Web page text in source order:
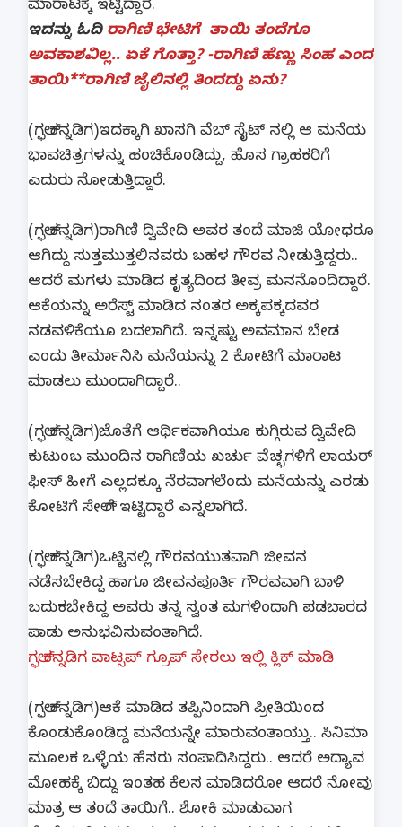
ಮಾರಾಟಕ್ಕೆ ಇಟ್ಟಿದ್ದಾರೆ.
ಇದನ್ನು ಓದಿ ರಾಗಿಣಿ ಭೇಟಿಗೆ ತಾಯಿ ತಂದೆಗೂ
ಅವಕಾಶವಿಲ್ಲ.. ಏಕೆ ಗೊತ್ತಾ? -ರಾಗಿಣಿ ಹೆಣ್ಣು ಸಿಂಹ ಎಂದ
ತಾಯಿ**ರಾಗಿಣಿ ಜೈಲಿನಲ್ಲಿ ತಿಂದದ್ದು ಏನು?
(ಗಲ್ಫ್ ಕನ್ನಡಿಗ)ಇದಕ್ಕಾಗಿ ಖಾಸಗಿ ವೆಬ್ ಸೈಟ್ ನಲ್ಲಿ ಆ ಮನೆಯ
ಭಾವಚಿತ್ರಗಳನ್ನು ಹಂಚಿಕೊಂಡಿದ್ದು, ಹೊಸ ಗ್ರಾಹಕರಿಗೆ
ಎದುರು ನೋಡುತ್ತಿದ್ದಾರೆ.
(ಗಲ್ಫ್ ಕನ್ನಡಿಗ)ರಾಗಿಣಿ ದ್ವಿವೇದಿ ಅವರ ತಂದೆ ಮಾಜಿ ಯೋಧರೂ
ಆಗಿದ್ದು ಸುತ್ತಮುತ್ತಲಿನವರು ಬಹಳ ಗೌರವ ನೀಡುತ್ತಿದ್ದರು..
ಆದರೆ ಮಗಳು ಮಾಡಿದ ಕೃತ್ಯದಿಂದ ತೀವ್ರ ಮನನೊಂದಿದ್ದಾರೆ.
ಆಕೆಯನ್ನು ಅರೆಸ್ಟ್ ಮಾಡಿದ ನಂತರ ಅಕ್ಕಪಕ್ಕದವರ
ನಡವಳಿಕೆಯೂ ಬದಲಾಗಿದೆ. ಇನ್ನಷ್ಟು ಅವಮಾನ ಬೇಡ
ಎಂದು ತೀರ್ಮಾನಿಸಿ ಮನೆಯನ್ನು 2 ಕೋಟಿಗೆ ಮಾರಾಟ
ಮಾಡಲು ಮುಂದಾಗಿದ್ದಾರೆ..
(ಗಲ್ಫ್ ಕನ್ನಡಿಗ)ಜೊತೆಗೆ ಆರ್ಥಿಕವಾಗಿಯೂ ಕುಗ್ಗಿರುವ ದ್ವಿವೇದಿ
ಕುಟುಂಬ ಮುಂದಿನ ರಾಗಿಣಿಯ ಖರ್ಚು ವೆಚ್ಛಗಳಿಗೆ ಲಾಯರ್
ಫೀಸ್ ಹೀಗೆ ಎಲ್ಲದಕ್ಕೂ ನೆರವಾಗಲೆಂದು ಮನೆಯನ್ನು ಎರಡು
ಕೋಟಿಗೆ ಸೇಲ್ ಗೆ ಇಟ್ಟಿದ್ದಾರೆ ಎನ್ನಲಾಗಿದೆ.
(ಗಲ್ಫ್ ಕನ್ನಡಿಗ)ಒಟ್ಟಿನಲ್ಲಿ ಗೌರವಯುತವಾಗಿ ಜೀವನ
ನಡೆಸಬೇಕಿದ್ದ ಹಾಗೂ ಜೀವನಪೂರ್ತಿ ಗೌರವವಾಗಿ ಬಾಳಿ
ಬದುಕಬೇಕಿದ್ದ ಅವರು ತನ್ನ ಸ್ವಂತ ಮಗಳಿಂದಾಗಿ ಪಡಬಾರದ
ಪಾಡು ಅನುಭವಿಸುವಂತಾಗಿದೆ.
ಗಲ್ಫ್ ಕನ್ನಡಿಗ ವಾಟ್ಸಪ್ ಗ್ರೂಪ್ ಸೇರಲು ಇಲ್ಲಿ ಕ್ಲಿಕ್ ಮಾಡಿ
(ಗಲ್ಫ್ ಕನ್ನಡಿಗ)ಆಕೆ ಮಾಡಿದ ತಪ್ಪಿನಿಂದಾಗಿ ಪ್ರೀತಿಯಿಂದ
ಕೊಂಡುಕೊಂಡಿದ್ದ ಮನೆಯನ್ನೇ ಮಾರುವಂತಾಯ್ತು.. ಸಿನಿಮಾ
ಮೂಲಕ ಒಳ್ಳೆಯ ಹೆಸರು ಸಂಪಾದಿಸಿದ್ದರು.. ಆದರೆ ಅದ್ಯಾವ
ಮೋಹಕ್ಕೆ ಬಿದ್ದು ಇಂತಹ ಕೆಲಸ ಮಾಡಿದರೋ ಆದರೆ ನೋವು
ಮಾತ್ರ ಆ ತಂದೆ ತಾಯಿಗೆ.. ಶೋಕಿ ಮಾಡುವಾಗ